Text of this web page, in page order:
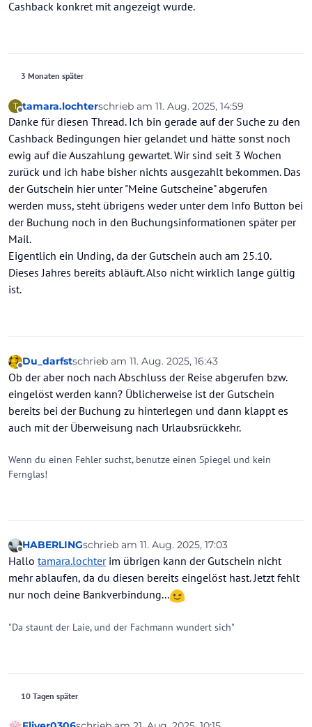
Cashback konkret mit angezeigt wurde.
3 Monaten später
T
Offline
tamara.lochterschrieb am 11. Aug. 2025, 14:59
zuletzt editiert von
Danke für diesen Thread. Ich bin gerade auf der Suche zu den
Cashback Bedingungen hier gelandet und hätte sonst noch
ewig auf die Auszahlung gewartet. Wir sind seit 3 Wochen
zurück und ich habe bisher nichts ausgezahlt bekommen. Das
der Gutschein hier unter "Meine Gutscheine" abgerufen
werden muss, steht übrigens weder unter dem Info Button bei
der Buchung noch in den Buchungsinformationen später per
Mail.
Eigentlich ein Unding, da der Gutschein auch am 25.10.
Dieses Jahres bereits abläuft. Also nicht wirklich lange gültig
ist.
Offline
Du_darfstschrieb am 11. Aug. 2025, 16:43
zuletzt editiert von
Ob der aber noch nach Abschluss der Reise abgerufen bzw.
eingelöst werden kann? Üblicherweise ist der Gutschein
bereits bei der Buchung zu hinterlegen und dann klappt es
auch mit der Überweisung nach Urlaubsrückkehr.
Wenn du einen Fehler suchst, benutze einen Spiegel und kein
Fernglas!
Offline
HABERLINGschrieb am 11. Aug. 2025, 17:03
zuletzt editiert von
Hallo tamara.lochterim übrigen kann der Gutschein nicht
mehr ablaufen, da du diesen bereits eingelöst hast. Jetzt fehlt
nur noch deine Bankverbindung...
"Da staunt der Laie, und der Fachmann wundert sich"
10 Tagen später